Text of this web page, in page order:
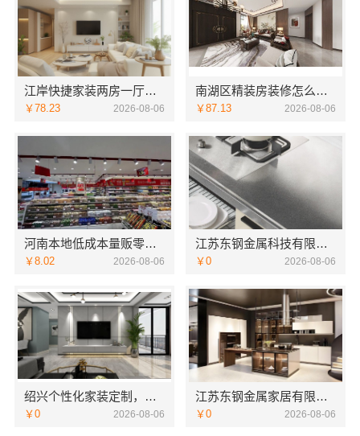
江岸快捷家装两房一厅选本地快装（湖北）科技
￥78.23 2026-08-06
南湖区精装房装修怎么样，嘉兴家美建材科技有限公司口碑见证
￥87.13 2026-08-06
河南本地低成本量贩零食全域盈利，河南零百味供应链有限公司加盟
￥8.02 2026-08-06
江苏东钢金属科技有限公司本地全屋不锈钢定制生产商
￥0 2026-08-06
绍兴个性化家装定制，绍兴卓鑫装饰材料有限公司环保优质材料
￥0 2026-08-06
江苏东钢金属家居有限公司别墅蚀刻工艺装饰工程报价
￥0 2026-08-06